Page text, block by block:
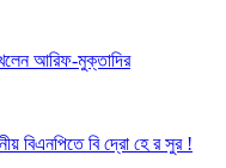
আরিফ-মুক্তাদির
বিএনপিতে বি দ্রো হে র সুর !